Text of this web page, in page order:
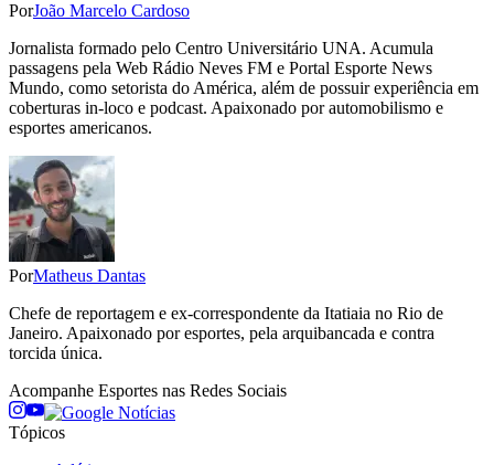
PorJoão Marcelo Cardoso
Jornalista formado pelo Centro Universitário UNA. Acumula
passagens pela Web Rádio Neves FM e Portal Esporte News
Mundo, como setorista do América, além de possuir experiência em
coberturas in-loco e podcast. Apaixonado por automobilismo e
esportes americanos.
PorMatheus Dantas
Chefe de reportagem e ex-correspondente da Itatiaia no Rio de
Janeiro. Apaixonado por esportes, pela arquibancada e contra
torcida única.
Acompanhe Esportes nas Redes Sociais
Tópicos